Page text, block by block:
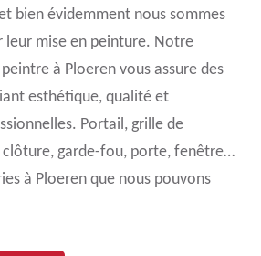
bien évidemment nous sommes
leur mise en peinture. Notre
à Ploeren vous assure des
esthétique, qualité et
Portail, grille de
garde-fou, porte, fenêtre…
à Ploeren que nous pouvons